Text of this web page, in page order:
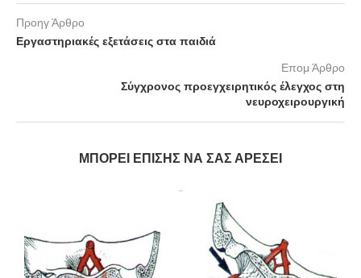
Προηγ Άρθρο
Εργαστηριακές εξετάσεις στα παιδιά
Επομ Άρθρο
Σύγχρονος προεγχειρητικός έλεγχος στη
νευροχειρουργική
ΜΠΟΡΕΊ ΕΠΊΣΗΣ ΝΑ ΣΑΣ ΑΡΈΣΕΙ